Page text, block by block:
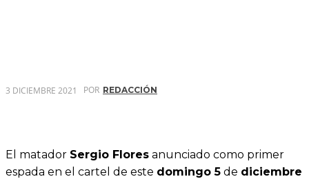
3 DICIEMBRE 2021 POR REDACCIÓN
El matador Sergio Flores anunciado como primer
espada en el cartel de este domingo 5 de diciembre